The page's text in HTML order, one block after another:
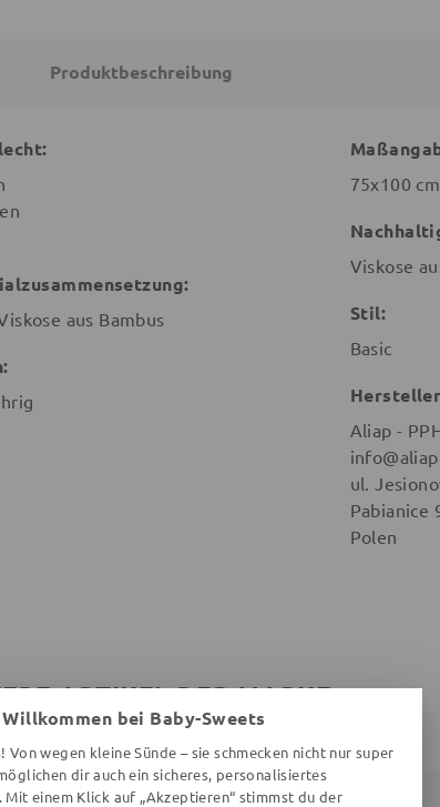
Produktbeschreibung
aus Bambus
75x100 cm
Viskose
Stil:
Basic
Aliap -
ul.
Pabianice
Polen
ARTIKEL DER MARKE
Willkommen bei Baby-Sweets
Von wegen kleine Sünde – sie schmecken nicht nur super
dir auch ein sicheres, personalisiertes
Mit einem Klick auf „Akzeptieren“ stimmst du der